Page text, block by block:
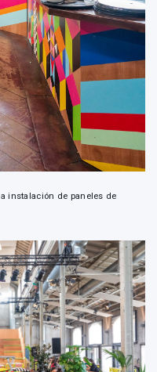
instalación de paneles de